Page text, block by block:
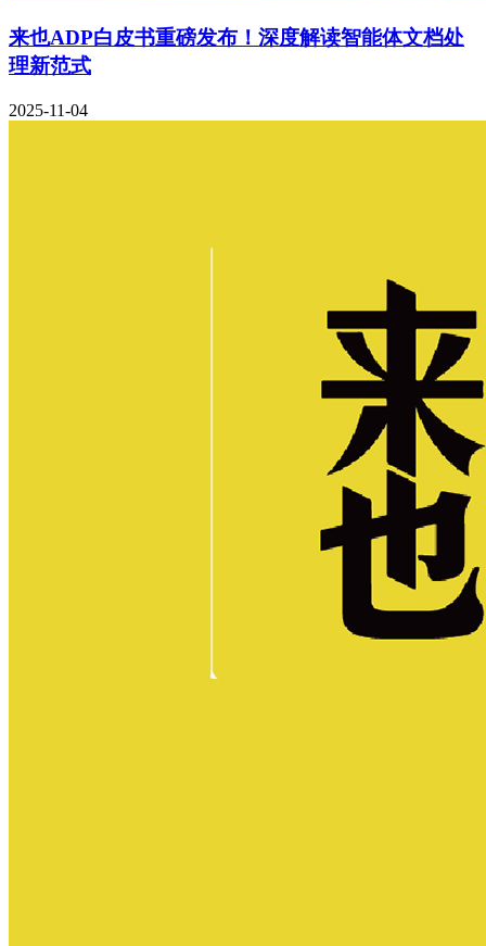
来也ADP白皮书重磅发布！深度解读智能体文档处
理新范式
2025-11-04